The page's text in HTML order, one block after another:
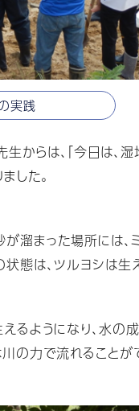
実践
からは、「今日は、
した。
溜まった場所には
態は、ツルヨシは生
るようになり、水
の力で流れることが